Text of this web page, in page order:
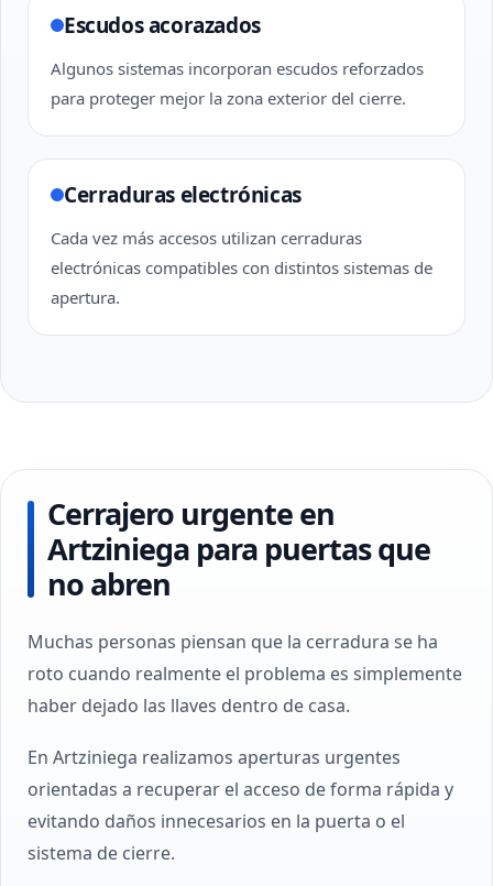
Escudos acorazados
Algunos sistemas incorporan escudos reforzados
para proteger mejor la zona exterior del cierre.
Cerraduras electrónicas
Cada vez más accesos utilizan cerraduras
electrónicas compatibles con distintos sistemas de
apertura.
Cerrajero urgente en
Artziniega para puertas que
no abren
Muchas personas piensan que la cerradura se ha
roto cuando realmente el problema es simplemente
haber dejado las llaves dentro de casa.
En Artziniega realizamos aperturas urgentes
orientadas a recuperar el acceso de forma rápida y
evitando daños innecesarios en la puerta o el
sistema de cierre.